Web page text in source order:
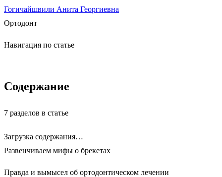
Гогичайшвили Анита Георгиевна
Ортодонт
Навигация по статье
Содержание
7 разделов в статье
Загрузка содержания…
Развенчиваем мифы о брекетах
Правда и вымысел об ортодонтическом лечении